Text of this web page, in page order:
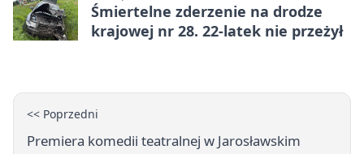
Śmiertelne zderzenie na drodze
krajowej nr 28. 22-latek nie przeżył
<< Poprzedni
Premiera komedii teatralnej w Jarosławskim